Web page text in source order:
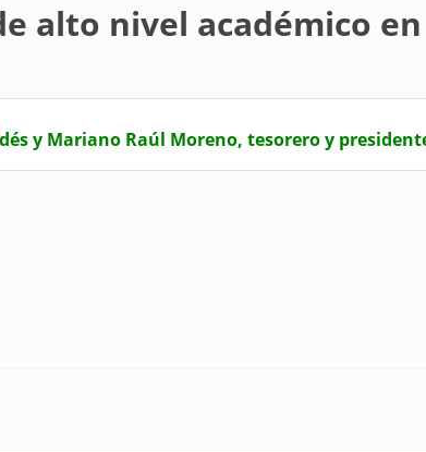
alto nivel académico
y Mariano Raúl Moreno, tesorero y
en la regional mendocina